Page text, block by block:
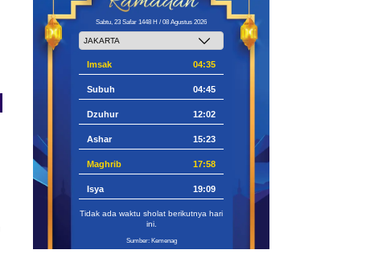
Sabtu, 23 Safar 1448 H / 08 Agustus 2026
Imsak 04:35
Subuh 04:45
Dzuhur 12:02
Ashar 15:23
Maghrib 17:58
Isya 19:09
Tidak ada waktu sholat berikutnya hari
ini.
Sumber: Kemenag